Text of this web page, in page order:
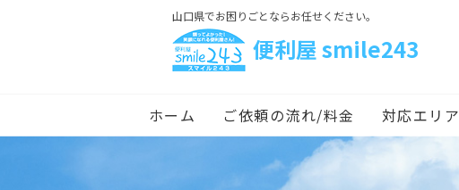
山口県でお困りごとならお任せください。
便利屋 smile243
ホーム ご依頼の流れ/料金 対応エリア